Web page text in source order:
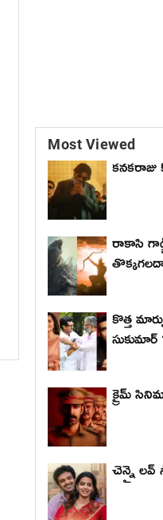
Most Viewed
రాకాసి
కొత్త
సుకుమార్
క్రైమ్
చెన్నై లవ్